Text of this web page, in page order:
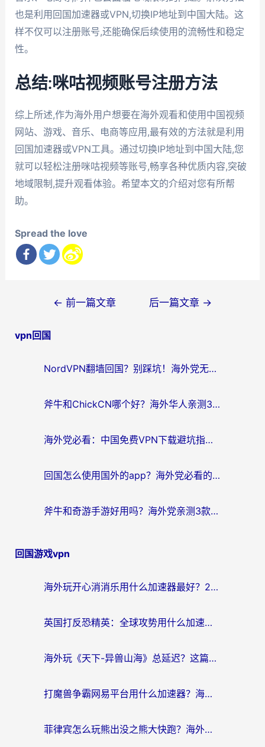
也是利用回国加速器或VPN,切换IP地址到中国大陆。这
样不仅可以注册账号,还能确保后续使用的流畅性和稳定
性。
总结:咪咕视频账号注册方法
综上所述,作为海外用户想要在海外观看和使用中国视频
网站、游戏、音乐、电商等应用,最有效的方法就是利用
回国加速器或VPN工具。通过切换IP地址到中国大陆,您
就可以轻松注册咪咕视频等账号,畅享各种优质内容,突破
地域限制,提升观看体验。希望本文的介绍对您有所帮
助。
Spread the love
导
← 前一篇文章 后一篇文章 →
vpn回国
NordVPN翻墙回国？别踩坑！海外党无缝访问国内资源的真实指南
斧牛和ChickCN哪个好？海外华人亲测3款回国加速器+免费试用攻略
海外党必看：中国免费VPN下载避坑指南 + 无缝访问国内资源的终极方案
回国怎么使用国外的app？海外党必看的无缝访问国内资源全攻略
斧牛和奇游手游好用吗？海外党亲测3款回国加速器，选对才能无缝刷国内资源
回国游戏vpn
海外玩开心消消乐用什么加速器最好？2026真实体验指南，告别延迟卡顿
英国打反恐精英：全球攻势用什么加速器？2026年实测有效的国服游戏加速指南
海外玩《天下-异兽山海》总延迟？这篇延迟加速器指南帮你告别卡顿（附日本玩Sky光·遇最高警戒解决方案）
打魔兽争霸网易平台用什么加速器？海外党亲测有效的国服游戏加速指南
菲律宾怎么玩熊出没之熊大快跑？海外党国服游戏加速终极攻略（附3款热门游戏实测）